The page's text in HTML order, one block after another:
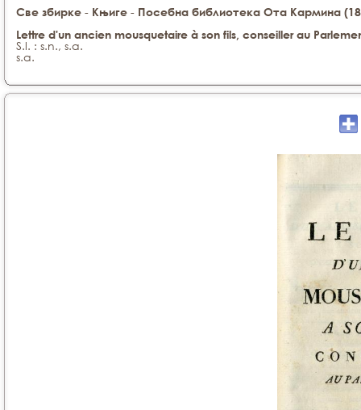
Све збирке - Књиге - Посебна библиотека Ота Кармина
Lettre d'un ancien mousquetaire à son fils, conseiller au
S.l. : s.n., s.a.
s.a.